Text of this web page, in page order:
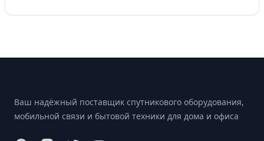
Ваш надёжный поставщик спутникового оборудования,
мобильной связи и бытовой техники для дома и офиса